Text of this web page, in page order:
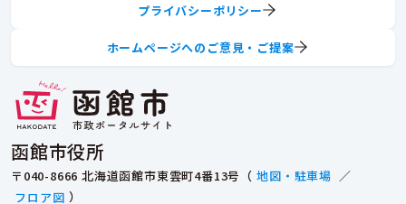
函館市役所
〒040-8666 北海道函館市東雲町4番13号（ 地図・駐車場 ／
フロア図 ）
プライバシーポリシー
ホームページへのご意見・ご提案